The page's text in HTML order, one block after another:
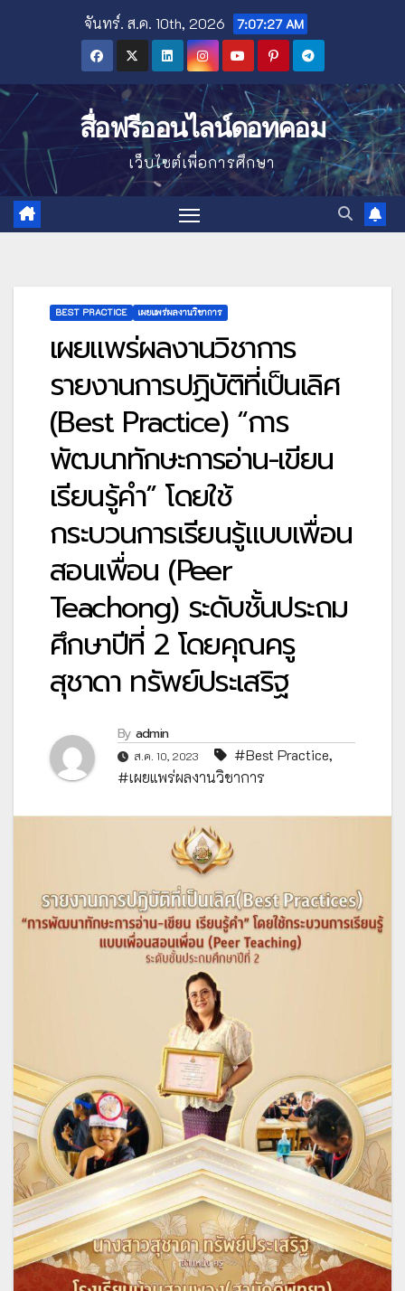
จันทร์. ส.ค. 10th, 2026 7:07:28 AM
สื่อฟรีออนไลน์ดอทคอม
เว็บไซต์เพื่อการศึกษา
BEST PRACTICE เผยแพร่ผลงานวิชาการ
เผยแพร่ผลงานวิชาการ
รายงานการปฏิบัติที่เป็นเลิศ
(Best Practice) “การ
พัฒนาทักษะการอ่าน-เขียน
เรียนรู้คำ” โดยใช้
กระบวนการเรียนรู้แบบเพื่อน
สอนเพื่อน (Peer
Teachong) ระดับชั้นประถม
ศึกษาปีที่ 2 โดยคุณครู
สุชาดา ทรัพย์ประเสริฐ
By admin
ส.ค. 10, 2023 #Best Practice,
#เผยแพร่ผลงานวิชาการ